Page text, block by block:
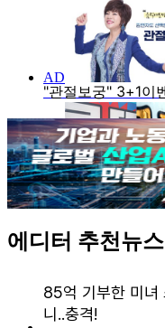
에디터 추천뉴스